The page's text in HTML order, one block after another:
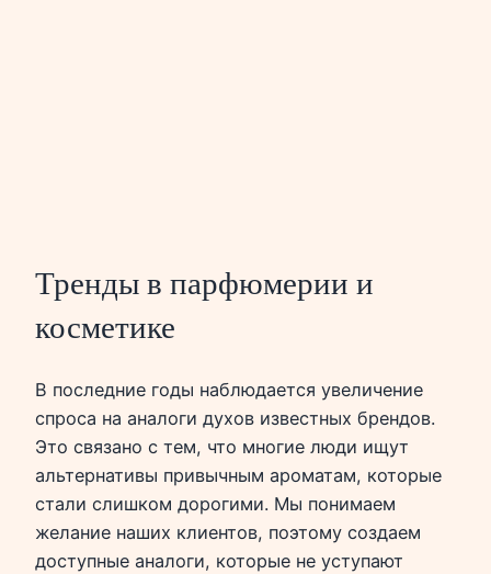
Тренды в парфюмерии и
косметике
В последние годы наблюдается увеличение
спроса на аналоги духов известных брендов.
Это связано с тем, что многие люди ищут
альтернативы привычным ароматам, которые
стали слишком дорогими. Мы понимаем
желание наших клиентов, поэтому создаем
доступные аналоги, которые не уступают